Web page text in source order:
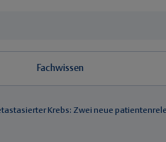
Fachwissen
Krebs: Zwei neue